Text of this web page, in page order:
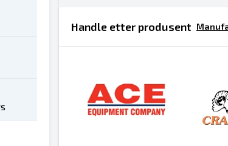
Handle etter produsent